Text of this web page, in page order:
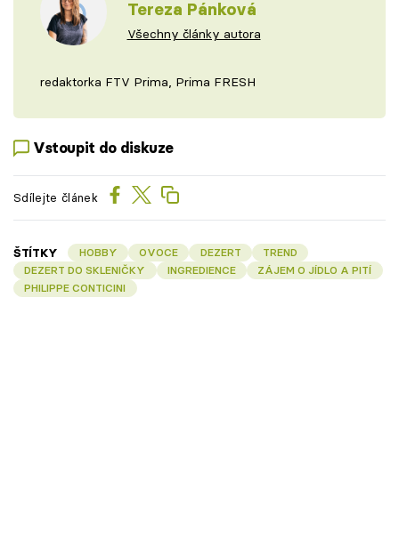
Tereza Pánková
Všechny články autora
redaktorka FTV Prima, Prima FRESH
Vstoupit do diskuze
Sdílejte článek
ŠTÍTKY HOBBY OVOCE DEZERT
TREND
DEZERT DO SKLENIČKY
INGREDIENCE
ZÁJEM O JÍDLO A PITÍ
PHILIPPE CONTICINI